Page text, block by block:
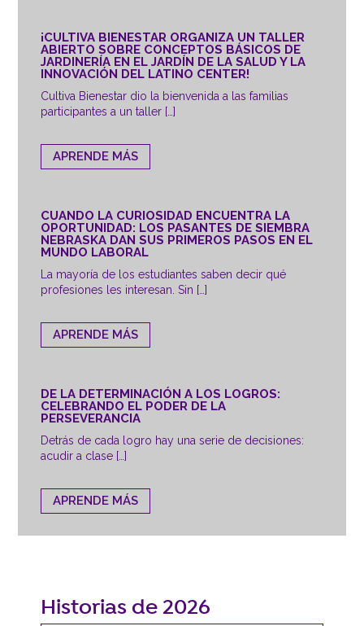
¡CULTIVA BIENESTAR ORGANIZA UN TALLER
ABIERTO SOBRE CONCEPTOS BÁSICOS DE
JARDINERÍA EN EL JARDÍN DE LA SALUD Y LA
INNOVACIÓN DEL LATINO CENTER!
Cultiva Bienestar dio la bienvenida a las familias
participantes a un taller […]
APRENDE MÁS
CUANDO LA CURIOSIDAD ENCUENTRA LA
OPORTUNIDAD: LOS PASANTES DE SIEMBRA
NEBRASKA DAN SUS PRIMEROS PASOS EN EL
MUNDO LABORAL
La mayoría de los estudiantes saben decir qué
profesiones les interesan. Sin […]
APRENDE MÁS
DE LA DETERMINACIÓN A LOS LOGROS:
CELEBRANDO EL PODER DE LA
PERSEVERANCIA
Detrás de cada logro hay una serie de decisiones:
acudir a clase […]
APRENDE MÁS
Historias de 2026